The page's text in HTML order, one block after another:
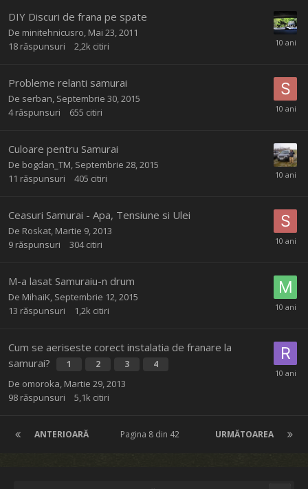
DIY Discuri de frana pe spate
De minitehnicusro Mai 23, 2011
18 răspunsuri 2,2k citiri
Probleme relanti samurai
De serban Septembrie 30, 2015
4 răspunsuri 655 citiri
Culoare pentru Samurai
De bogdan_TM Septembrie 28, 2015
11 răspunsuri 405 citiri
Ceasuri Samurai - Apa, Tensiune si Ulei
De Roskat Martie 9, 2013
9 răspunsuri 304 citiri
M-a lasat Samuraiu-n drum
De MihaiK Septembrie 12, 2015
13 răspunsuri 1,2k citiri
Cum se aeriseste corect instalatia de franare la
samurai?
1 2 3 4
De omoroka Martie 29, 2013
98 răspunsuri 5,1k citiri
ANTERIOARĂ URMĂTOAREA
Pagina 8 din 42